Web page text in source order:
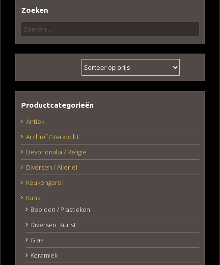
Zoeken
Zoeken
naar:
Productcategorieën
Antiek
Archief / Verkocht
Devotionalia / Religie
Diversen / Allerlei
Keukengerei
Kunst
Beelden / Plastieken
Diversen: Kunst
Glas
Keramiek